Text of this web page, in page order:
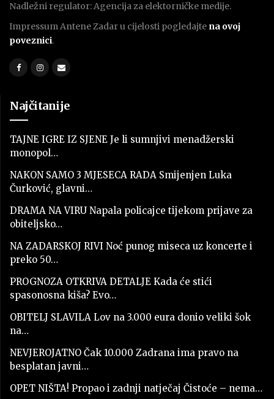
Nadležni regulator: Agencija za elektorničke medije.
Impressum Antene Zadar u cijelosti pogledajte na ovoj
poveznici.
Najčitanije
TAJNE IGRE IZ SJENE Je li sumnjivi menadžerski
monopol…
NAKON SAMO 3 MJESECA RADA Smijenjen Luka
Čurković, glavni…
DRAMA NA VIRU Napala policajce tijekom prijave za
obiteljsko…
NA ZADARSKOJ RIVI Noć punog miseca uz koncerte i
preko 50…
PROGNOZA OTKRIVA DETALJE Kada će stići
spasonosna kiša? Evo…
OBITELJ SLAVILA Lov na 3.000 eura donio veliki šok
na…
NEVJEROJATNO Čak 10.000 Zadrana ima pravo na
besplatan javni…
OPET NIŠTA! Propao i zadnji natječaj Čistoće – nema…